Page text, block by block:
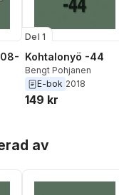
Del 1
Kohtalonyö -44
Bengt Pohjanen
E-bok 2018
149 kr
av